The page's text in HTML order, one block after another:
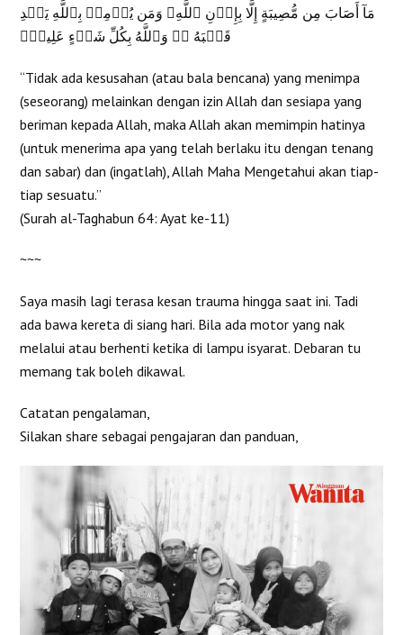
مَآ أَصَابَ مِن مُّصِيبَةٍ إِلَّا بِإِذۡنِ ٱللَّهِ‌ۗ وَمَن يُؤۡمِنۢ بِٱللَّهِ يَہۡدِ
قَلۡبَهُ ۥ‌ۚ وَٱللَّهُ بِكُلِّ شَىۡءٍ عَلِيمٌ۬
“Tidak ada kesusahan (atau bala bencana) yang menimpa
(seseorang) melainkan dengan izin Allah dan sesiapa yang
beriman kepada Allah, maka Allah akan memimpin hatinya
(untuk menerima apa yang telah berlaku itu dengan tenang
dan sabar) dan (ingatlah), Allah Maha Mengetahui akan tiap-
tiap sesuatu.”
(Surah al-Taghabun 64: Ayat ke-11)
~~~
Saya masih lagi terasa kesan trauma hingga saat ini. Tadi
ada bawa kereta di siang hari. Bila ada motor yang nak
melalui atau berhenti ketika di lampu isyarat. Debaran tu
memang tak boleh dikawal.
Catatan pengalaman,
Silakan share sebagai pengajaran dan panduan,